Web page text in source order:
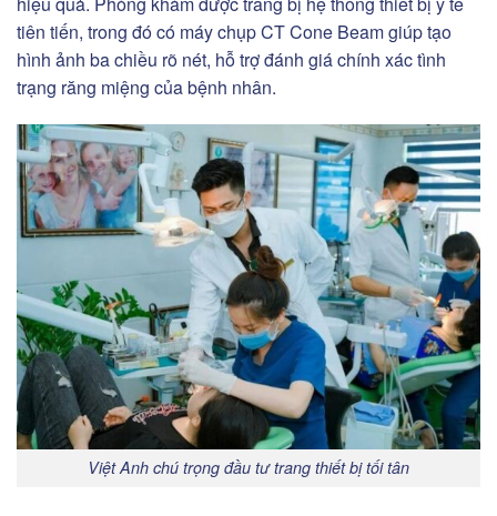
tiên tiến, trong đó có máy chụp CT Cone Beam giúp tạo
hình ảnh ba chiều rõ nét, hỗ trợ đánh giá chính xác tình
trạng răng miệng của bệnh nhân.
Việt Anh chú trọng đầu tư trang thiết bị tối tân